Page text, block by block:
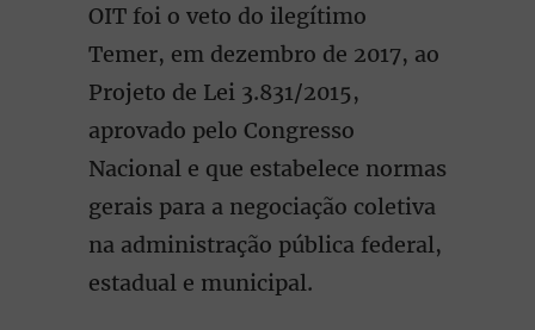
OIT foi o veto do ilegítimo
Temer, em dezembro de 2017, ao
Projeto de Lei 3.831/2015,
aprovado pelo Congresso
Nacional e que estabelece normas
gerais para a negociação coletiva
na administração pública federal,
estadual e municipal.